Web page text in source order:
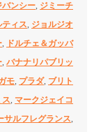
バンシー, ジミーチ
ィス, ジョルジオ
,
ドルチェ＆ガッバ
, バナナリパブリッ
モ, プラダ, ブリト
ス, マークジェイコ
サルフレグランス,